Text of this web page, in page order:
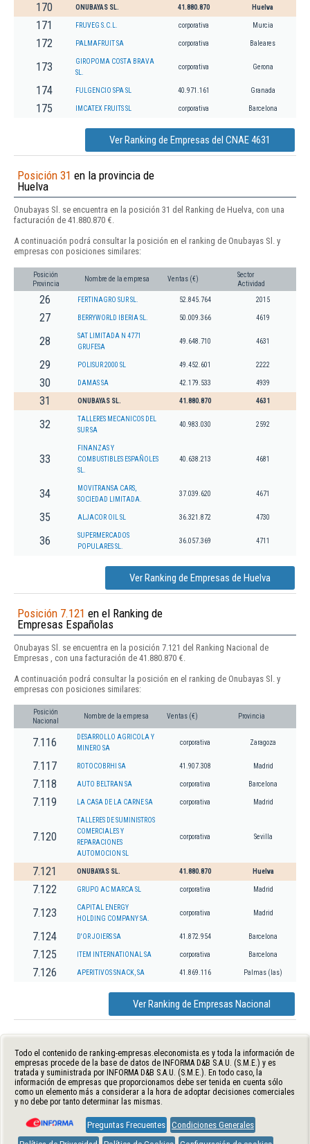
170 ONUBAYAS SL. 41.880.870 Huelva
171 FRUVEG S.C.L. corporativa Murcia
172 PALMAFRUIT SA corporativa Baleares
173
GIROPOMA COSTA BRAVA
SL.
corporativa Gerona
174 FULGENCIO SPA SL 40.971.161 Granada
175 IMCATEX FRUITS SL corporativa Barcelona
Ver Ranking de Empresas del CNAE 4631
Posición 31 en la provincia de
Huelva
Onubayas Sl. se encuentra en la posición 31 del Ranking de Huelva, con una
facturación de 41.880.870 €.
A continuación podrá consultar la posición en el ranking de Onubayas Sl. y
empresas con posiciones similares:
Posición
Provincia
Nombre de la empresa Ventas (€)
Sector
Actividad
26 FERTINAGRO SUR SL. 52.845.764 2015
27 BERRYWORLD IBERIA SL. 50.009.366 4619
28
SAT LIMITADA N 4771
GRUFESA
49.648.710 4631
29 POLISUR 2000 SL 49.452.601 2222
30 DAMAS SA 42.179.533 4939
31 ONUBAYAS SL. 41.880.870 4631
32
TALLERES MECANICOS DEL
SUR SA
40.983.030 2592
33
FINANZAS Y
COMBUSTIBLES ESPAÑOLES
SL.
40.638.213 4681
34
MOVITRANSA CARS,
SOCIEDAD LIMITADA.
37.039.620 4671
35 ALJACOR OIL SL 36.321.872 4730
36
SUPERMERCADOS
POPULARES SL.
36.057.369 4711
Ver Ranking de Empresas de Huelva
Posición 7.121 en el Ranking de
Empresas Españolas
Onubayas Sl. se encuentra en la posición 7.121 del Ranking Nacional de
Empresas , con una facturación de 41.880.870 €.
A continuación podrá consultar la posición en el ranking de Onubayas Sl. y
empresas con posiciones similares:
Posición
Nacional
Nombre de la empresa Ventas (€) Provincia
7.116
DESARROLLO AGRICOLA Y
MINERO SA
corporativa Zaragoza
7.117 ROTOCOBRHI SA 41.907.308 Madrid
7.118 AUTO BELTRAN SA corporativa Barcelona
7.119 LA CASA DE LA CARNE SA corporativa Madrid
7.120
TALLERES DE SUMINISTROS
COMERCIALES Y
REPARACIONES
AUTOMOCION SL
corporativa Sevilla
7.121 ONUBAYAS SL. 41.880.870 Huelva
7.122 GRUPO AC MARCA SL corporativa Madrid
7.123
CAPITAL ENERGY
HOLDING COMPANY SA.
corporativa Madrid
7.124 D'OR JOIERS SA 41.872.954 Barcelona
7.125 ITEM INTERNATIONAL SA corporativa Barcelona
7.126 APERITIVOS SNACK, SA 41.869.116 Palmas (las)
Ver Ranking de Empresas Nacional
Todo el contenido de ranking-empresas.eleconomista.es y toda la información de
empresas procede de la base de datos de INFORMA D&B S.A.U. (S.M.E.) y es
tratada y suministrada por INFORMA D&B S.A.U. (S.M.E.). En todo caso, la
información de empresas que proporcionamos debe ser tenida en cuenta sólo
como un elemento más a considerar a la hora de adoptar decisiones comerciales
y no debe por tanto determinar las mismas.
Preguntas Frecuentes Condiciones Generales